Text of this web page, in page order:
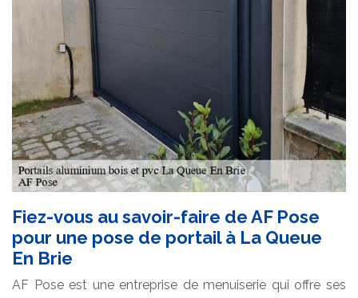
Fiez-vous au savoir-faire de AF Pose
pour une pose de portail à La Queue
En Brie
AF Pose est une entreprise de menuiserie qui offre ses